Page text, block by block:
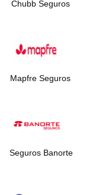
Chubb Seguros
Mapfre Seguros
Seguros Banorte